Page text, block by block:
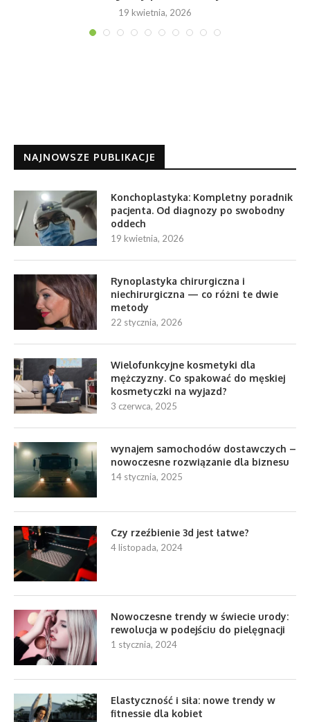
19 kwietnia, 2026
NAJNOWSZE PUBLIKACJE
Konchoplastyka: Kompletny poradnik
pacjenta. Od diagnozy po swobodny
oddech
19 kwietnia, 2026
Rynoplastyka chirurgiczna i
niechirurgiczna — co różni te dwie
metody
22 stycznia, 2026
Wielofunkcyjne kosmetyki dla
mężczyzny. Co spakować do męskiej
kosmetyczki na wyjazd?
3 czerwca, 2025
wynajem samochodów dostawczych –
nowoczesne rozwiązanie dla biznesu
14 stycznia, 2025
Czy rzeźbienie 3d jest łatwe?
4 listopada, 2024
Nowoczesne trendy w świecie urody:
rewolucja w podejściu do pielęgnacji
1 stycznia, 2024
Elastyczność i siła: nowe trendy w
fitnessie dla kobiet